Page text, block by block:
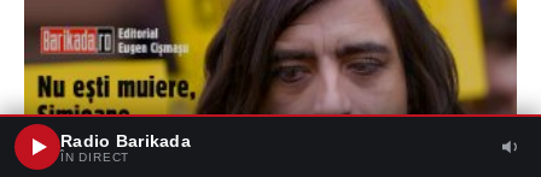
Nu ești muiere, Simioane. Și tocmai
Radio Barikada
ÎN DIRECT